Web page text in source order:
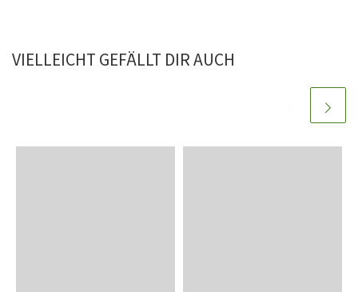
VIELLEICHT GEFÄLLT DIR AUCH